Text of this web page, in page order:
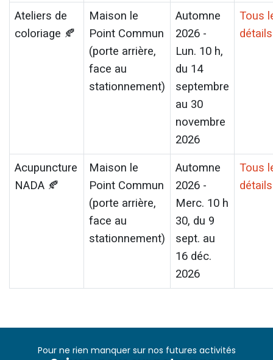
Ateliers de
coloriage 🍂
Maison le
Point Commun
(porte arrière,
face au
stationnement)
Automne
2026 -
Lun. 10 h,
du 14
septembre
au 30
novembre
2026
Tous
détails
Acupuncture
NADA 🍂
Maison le
Point Commun
(porte arrière,
face au
stationnement)
Automne
2026 -
Merc. 10 h
30, du 9
sept. au
16 déc.
2026
Tous
détails
Pour ne rien manquer sur nos futures activités